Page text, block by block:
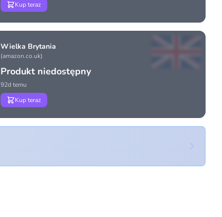
Kup teraz
Wielka Brytania
(amazon.co.uk)
Produkt niedostępny
92d temu
Kup teraz